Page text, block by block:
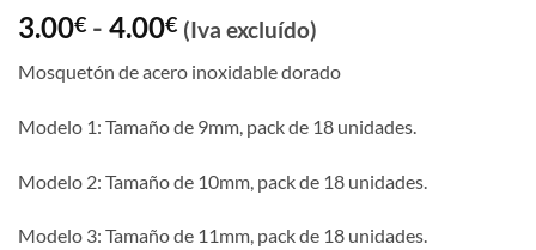
3.00€ - 4.00€Rango
precios:
desde
3.00€
hasta
4.00€
(Iva excluído)
Mosquetón de acero inoxidable dorado
Modelo 1: Tamaño de 9mm, pack de 18 unidades.
Modelo 2: Tamaño de 10mm, pack de 18 unidades.
Modelo 3: Tamaño de 11mm, pack de 18 unidades.